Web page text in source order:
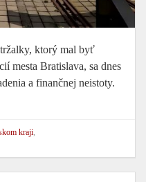
ktorý mal byť
mesta Bratislava, sa dnes
a finančnej neistoty.
kraji,